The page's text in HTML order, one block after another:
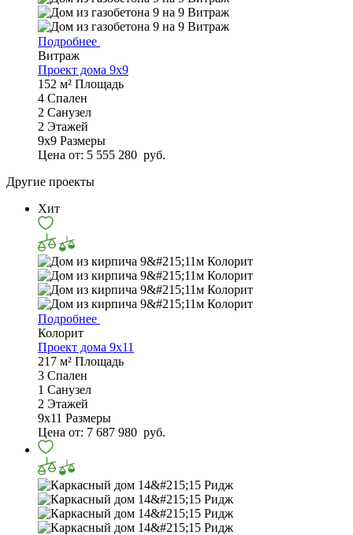
Подробнее
Витраж
Проект дома 9х9
152 м² Площадь
4 Спален
2 Санузел
2 Этажей
9х9 Размеры
Цена от: 5 555 280 руб.
Другие проекты
Хит
Подробнее
Колорит
Проект дома 9х11
217 м² Площадь
3 Спален
1 Санузел
2 Этажей
9х11 Размеры
Цена от: 7 687 980 руб.